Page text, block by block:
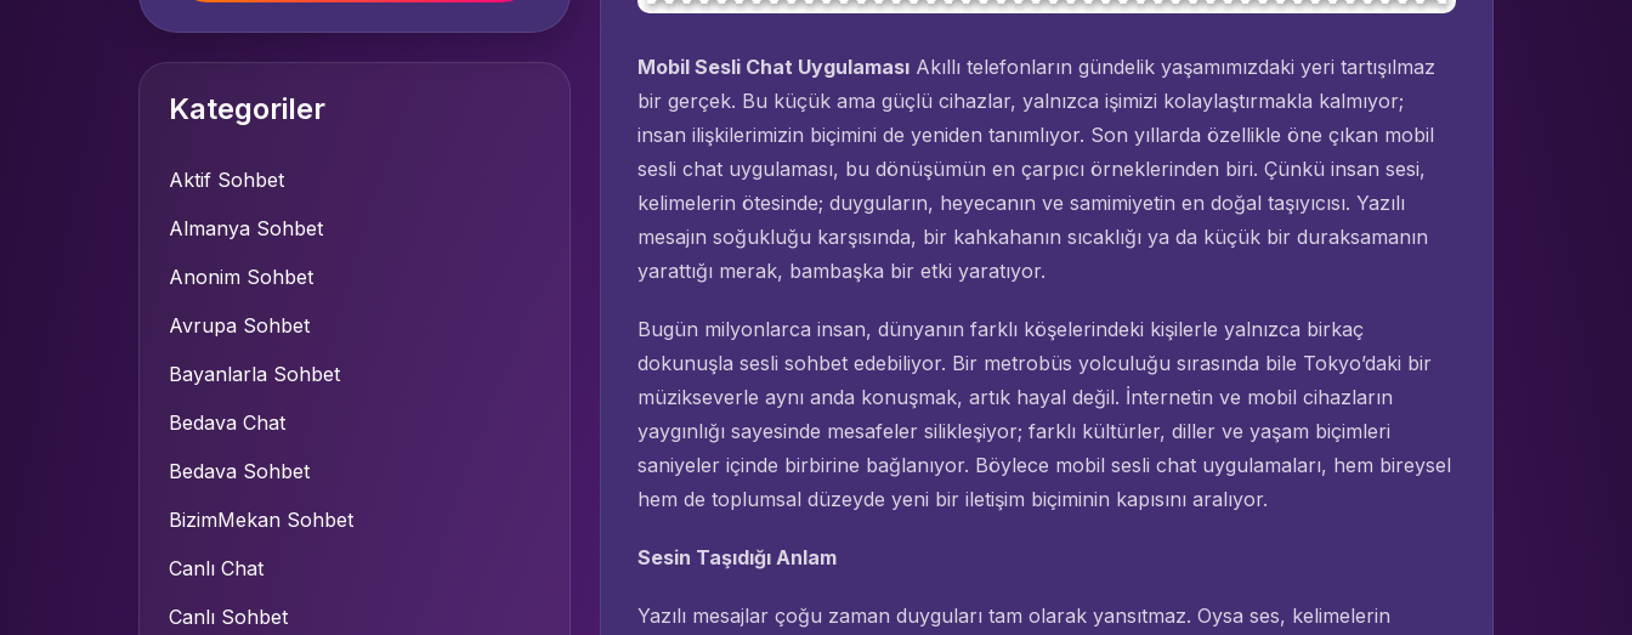
Mobil Sesli Chat Uygulaması Akıllı telefonların gündelik yaşamımızdaki yeri tartışılmaz
bir gerçek. Bu küçük ama güçlü cihazlar, yalnızca işimizi kolaylaştırmakla kalmıyor;
insan ilişkilerimizin biçimini de yeniden tanımlıyor. Son yıllarda özellikle öne çıkan mobil
sesli chat uygulaması, bu dönüşümün en çarpıcı örneklerinden biri. Çünkü insan sesi,
kelimelerin ötesinde; duyguların, heyecanın ve samimiyetin en doğal taşıyıcısı. Yazılı
mesajın soğukluğu karşısında, bir kahkahanın sıcaklığı ya da küçük bir duraksamanın
yarattığı merak, bambaşka bir etki yaratıyor.
Bugün milyonlarca insan, dünyanın farklı köşelerindeki kişilerle yalnızca birkaç
dokunuşla sesli sohbet edebiliyor. Bir metrobüs yolculuğu sırasında bile Tokyo’daki bir
müzikseverle aynı anda konuşmak, artık hayal değil. İnternetin ve mobil cihazların
yaygınlığı sayesinde mesafeler silikleşiyor; farklı kültürler, diller ve yaşam biçimleri
saniyeler içinde birbirine bağlanıyor. Böylece mobil sesli chat uygulamaları, hem bireysel
hem de toplumsal düzeyde yeni bir iletişim biçiminin kapısını aralıyor.
Sesin Taşıdığı Anlam
Yazılı mesajlar çoğu zaman duyguları tam olarak yansıtmaz. Oysa ses, kelimelerin
Kategoriler
Aktif Sohbet
Almanya Sohbet
Anonim Sohbet
Avrupa Sohbet
Bayanlarla Sohbet
Bedava Chat
Bedava Sohbet
BizimMekan Sohbet
Canlı Chat
Canlı Sohbet